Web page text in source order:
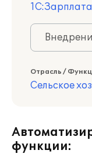
Отрасль /
Сельское
функции: